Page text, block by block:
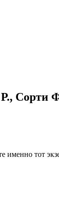
Сорти
именно